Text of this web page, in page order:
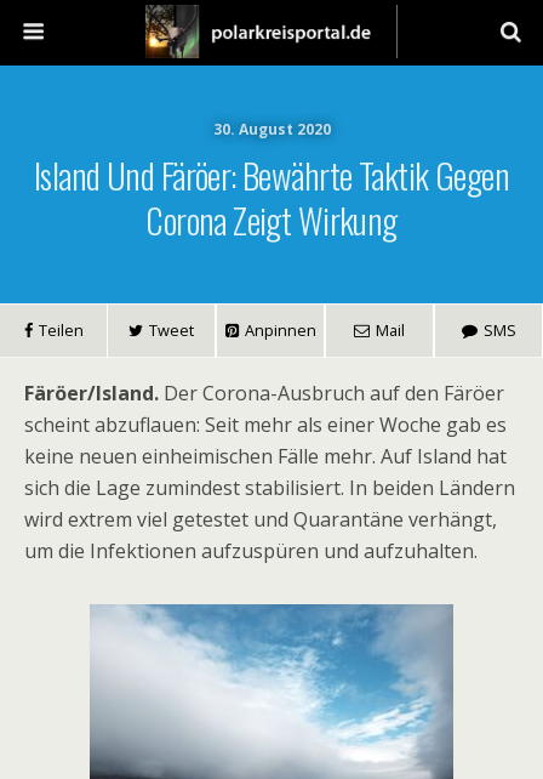
30. August 2020
Island Und Färöer: Bewährte Taktik Gegen
Corona Zeigt Wirkung
Teilen Tweet Anpinnen Mail SMS
Färöer/Island. Der Corona-Ausbruch auf den Färöer
scheint abzuflauen: Seit mehr als einer Woche gab es
keine neuen einheimischen Fälle mehr. Auf Island hat
sich die Lage zumindest stabilisiert. In beiden Ländern
wird extrem viel getestet und Quarantäne verhängt,
um die Infektionen aufzuspüren und aufzuhalten.